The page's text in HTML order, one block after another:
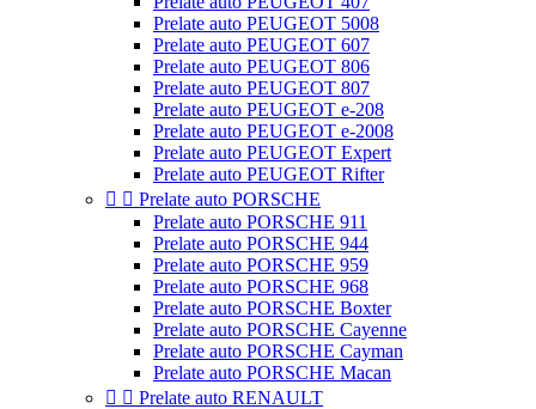
Prelate auto PEUGEOT 5008
Prelate auto PEUGEOT 607
Prelate auto PEUGEOT 806
Prelate auto PEUGEOT 807
Prelate auto PEUGEOT e-208
Prelate auto PEUGEOT e-2008
Prelate auto PEUGEOT Expert
Prelate auto PEUGEOT Rifter
  Prelate auto PORSCHE
Prelate auto PORSCHE 911
Prelate auto PORSCHE 944
Prelate auto PORSCHE 959
Prelate auto PORSCHE 968
Prelate auto PORSCHE Boxter
Prelate auto PORSCHE Cayenne
Prelate auto PORSCHE Cayman
Prelate auto PORSCHE Macan
  Prelate auto RENAULT